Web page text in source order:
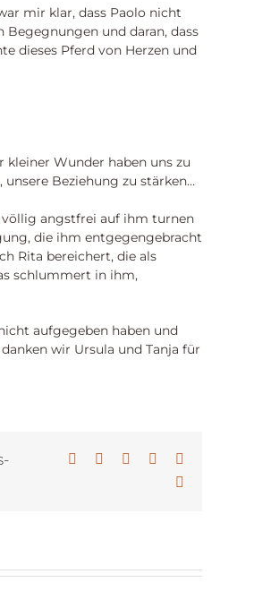
mir klar, dass Paolo nicht
und daran, dass
dieses Pferd von Herzen und
Wunder haben uns zu
Beziehung zu stärken…
völlig angstfrei auf ihm turnen
die ihm entgegengebracht
Rita bereichert, die als
schlummert in ihm,
aufgegeben haben und
wir Ursula und Tanja für
Facebook LinkedInWhatsApp